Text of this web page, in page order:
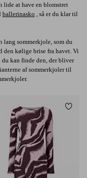
lide at have en blomstret
ballerinasko , så er du klar til
lang sommerkjole, som du
den kølige brise fra havet. Vi
du kan finde den, der bliver
af sommerkjoler til